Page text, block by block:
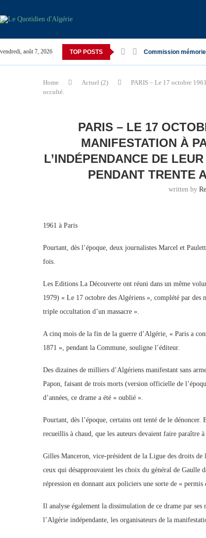
vendredi, août 7, 2026 TOP POSTS Commission
Home Actuel (2)
PARIS – Le 17 octobre
occulté.
PARIS – LE 17
MANIFESTATION À
L’INDÉPENDANCE DE
PENDANT TRENTE
written by
1961 à Paris
Pourtant, dès l’époque, deux journalistes Marcel et
fois.
Les Editions La Découverte ont réuni dans un même
1979) « Le 17 octobre des Algériens », complété par des
triple occultation d’un massacre ».
A cinq mois de la fin de la guerre d’Algérie, « Paris a
1871 », pendant la Commune, souligne l’éditeur.
Des dizaines de milliers d’Algériens manifestant sans
Papon, faisant de trois morts (version officielle de
d’années, ce drame a été « oublié ».
Pourtant, dès l’époque, certains ont tenté de le
recueillis à chaud, que les auteurs devaient faire paraître à
Gilles Manceron, vice-président de la Ligue des droits de
ceux qui désapprouvaient les choix du général de Gaulle
répression en donnant aux policiers une sorte de « permis
Il analyse également la dissimulation de ce drame par ses
l’Algérie indépendante, les organisateurs de la